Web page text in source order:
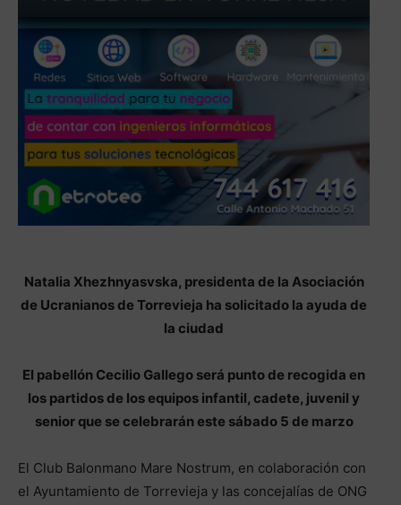
Natalia Xhezhnyasvska, presidenta de la Asociación
de Ucranianos de Torrevieja ha solicitado la ayuda de
la ciudad
El pabellón Cecilio Gallego será punto de recogida en
los partidos de los equipos infantil, cadete, juvenil y
senior que se celebrarán este sábado 5 de marzo
El Club Balonmano Mare Nostrum, en colaboración con
el Ayuntamiento de Torrevieja y las concejalías de ONG